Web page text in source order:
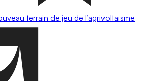
terrain de jeu de l’agrivoltaïsme